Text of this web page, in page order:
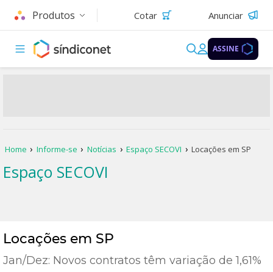
Produtos Cotar Anunciar
ASSINE
Home Informe-se Notícias Espaço SECOVI Locações em SP
Espaço SECOVI
Locações em SP
Jan/Dez: Novos contratos têm variação de 1,61%